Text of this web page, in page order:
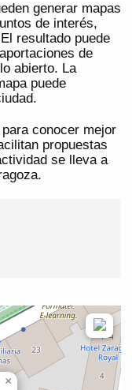
generar mapas
de interés,
resultado puede
de
abierto. La
puede
conocer mejor
propuestas
se lleva a